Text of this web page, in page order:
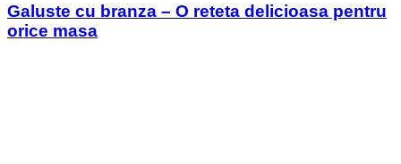
Galuste cu branza – O reteta delicioasa pentru
orice masa